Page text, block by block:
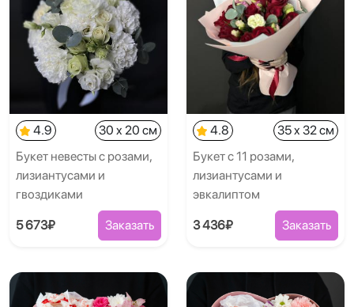
4.9
30 x 20 см
Букет невесты с розами,
лизиантусами и
гвоздиками
5 673₽ Заказать
4.8
35 x 32 см
Букет с 11 розами,
лизиантусами и
эвкалиптом
3 436₽ Заказать